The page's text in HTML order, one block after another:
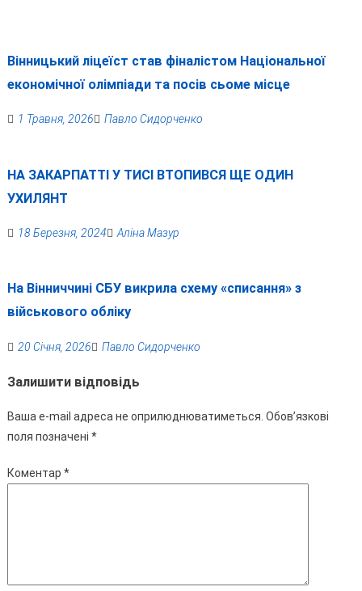
Вінницький ліцеїст став фіналістом Національної
економічної олімпіади та посів сьоме місце
1 Травня, 2026 Павло Сидорченко
НА ЗАКАРПАТТІ У ТИСІ ВТОПИВСЯ ЩЕ ОДИН
УХИЛЯНТ
18 Березня, 2024 Аліна Мазур
На Вінниччині СБУ викрила схему «списання» з
військового обліку
20 Січня, 2026 Павло Сидорченко
Залишити відповідь
Ваша e-mail адреса не оприлюднюватиметься. Обов’язкові
поля позначені *
Коментар *